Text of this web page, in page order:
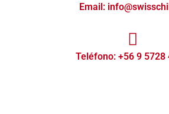
Email:
Teléfono: +56 9 5728